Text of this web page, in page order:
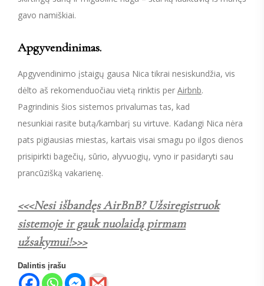
gavo namiškiai.
Apgyvendinimas.
Apgyvendinimo įstaigų gausa Nica tikrai nesiskundžia, vis
dėlto aš rekomenduočiau vietą rinktis per Airbnb.
Pagrindinis šios sistemos privalumas tas, kad
nesunkiai rasite butą/kambarį su virtuve. Kadangi Nica nėra
pats pigiausias miestas, kartais visai smagu po ilgos dienos
prisipirkti bagečių, sūrio, alyvuogių, vyno ir pasidaryti sau
prancūzišką vakarienę.
<<<Nesi išbandęs AirBnB? Užsiregistruok
sistemoje ir gauk nuolaidą pirmam
užsakymui!>>>
Dalintis įrašu